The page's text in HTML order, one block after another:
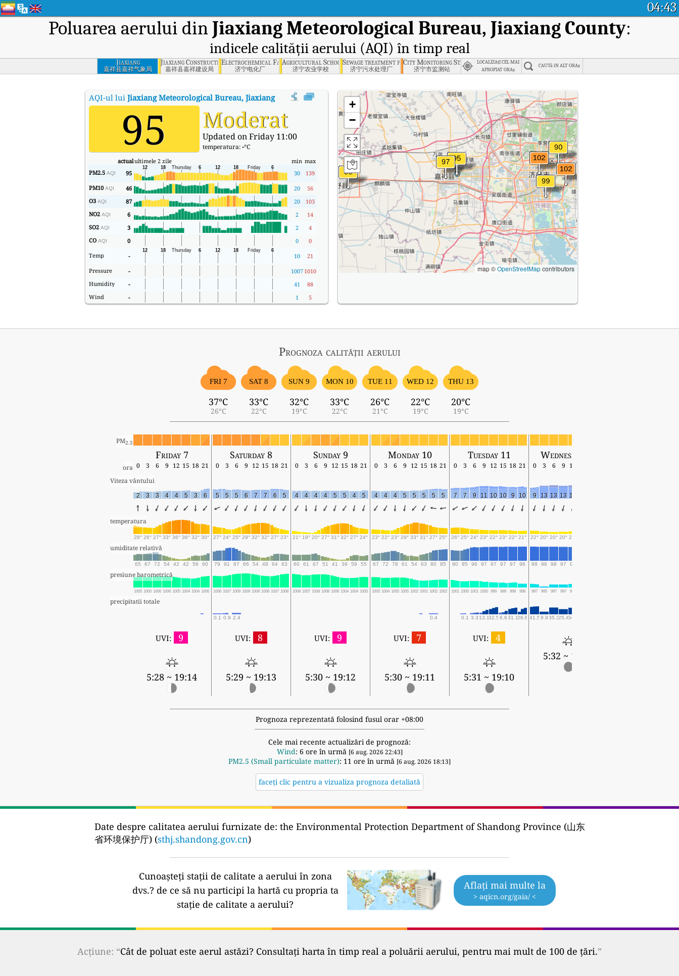
04:43
Poluarea aerului dinJiaxiang Meteorological Bureau, Jiaxiang County:
indicele calității aerului (AQI) în timp real
Jiaxiang
Meteorological
Bureau, Jiaxiang
嘉祥县嘉祥气象局
Jiaxiang Construction Bureau, Jiaxiang County
嘉祥县嘉祥建设局
Electrochemical Factory, Jining
济宁电化厂
Agricultural School, Jining
济宁农业学校
Sewage treatment plant, Jining
济宁污水处理厂
City Monitoring Station, Jining
济宁市监测站
LOCALIZAțI CEL MAI
APROPIAT ORAș
CAUTă îN ALT ORAș
AQI-ul lui Jiaxiang Meteorological Bureau, Jiaxiang County :Indicele calității aerului (AQI) în timp real al lui Jiaxiang Meteorological Bureau, Jiaxiang County.
95 Moderat
Updated on Friday 11:00
temperatura:-°C
actualultimele 2 zile min max
PM2.5 AQI 95 30
139
PM10 AQI 46 20
56
O3 AQI 87 20
103
NO2 AQI 6 2
14
SO2 AQI 3 2
4
CO AQI 0 0
0
Temp
- 10
21
Pressure
- 1007 1010
Humidity
- 41
88
Wind
- 1 5
+
−
map ©OpenStreetMapcontributors
Prognoza calității aerului
FRI 7
37°C
26°C
SAT 8
33°C
22°C
SUN 9
32°C
19°C
MON 10
33°C
22°C
TUE 11
26°C
21°C
WED 12
22°C
19°C
THU 13
20°C
19°C
PM2.5
Friday 7 Saturday 8 Sunday 9 Monday 10 Tuesday 11 Wednesday 12
ora 0 3 6 9 12 15 18 21 0 3 6 9 12 15 18 21 0 3 6 9 12 15 18 21 0 3 6 9 12 15 18 21 0 3 6 9 12 15 18 21 0 3 6 9 12
Viteza vântului
2 3 3 4 4 5 3 6 5 5 5 6 7 7 6 5 4 4 4 4 5 5 4 5 4 4 4 5 5 5 5 5 7 7 9 11 10 10 9 10 9 13 13 13 12
temperatura
28° 26° 27° 33° 36° 36° 32° 30° 27° 24° 25° 29° 32° 32° 27° 23° 21° 19° 20° 27° 31° 32° 27° 24° 23° 22° 23° 29° 33° 31° 27° 25° 26° 25° 24° 23° 22° 23° 22° 21° 22° 20° 20° 20° 21°
umiditate relativă
65 67 72 54 42 42 58 60 79 91 87 66 54 48 64 63 60 61 67 51 41 39 59 55 67 72 78 61 54 63 80 85 80 85 96 97 97 97 97 98 98 98 98 97 96
presiune barometrică
1005 1005 1006 1006 1005 1004 1004 1006 1006 1007 1009 1009 1008 1006 1007 1008 1008 1007 1008 1008 1006 1004 1004 1005 1005 1004 1005 1005 1002 1001 1002 1002 1001 1000 1001 1000 999 999 999 998 997 995 997 997 997
precipitatii totale
0.1 0.9 2.4 0.4 0.1 3.3 13.132.5 6.6 31.126.8 41.5 9.9 35.325.434.1
UVI: 9
5:28 ~ 19:14
UVI: 8
5:29 ~ 19:13
UVI: 9
5:30 ~ 19:12
UVI: 7
5:30 ~ 19:11
UVI: 4
5:31 ~ 19:10
5:32 ~ 19:09
Prognoza reprezentată folosind fusul orar +08:00
Cele mai recente actualizări de prognoză:
Wind: 6 ore în urmă [6 aug. 2026 22:43]
PM2.5 (Small particulate matter): 11 ore în urmă [6 aug. 2026 18:13]
faceți clic pentru a vizualiza prognoza detaliată
Date despre calitatea aerului furnizate de: the Environmental Protection Department of Shandong Province (山东
省环境保护厅) (sthj.shandong.gov.cn)
Cunoașteți stații de calitate a aerului în zona
dvs.? de ce să nu participi la hartă cu propria ta
stație de calitate a aerului?
Aflați mai multe la
> aqicn.org/gaia/ <
Acțiune: “Cât de poluat este aerul astăzi? Consultați harta în timp real a poluării aerului, pentru mai mult de 100 de țări.”